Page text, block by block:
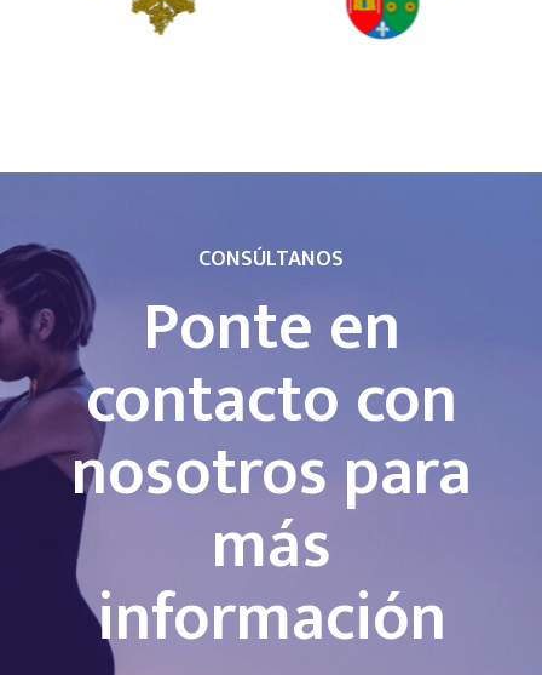
CONSÚLTANOS
Ponte en
contacto con
nosotros para
más
información